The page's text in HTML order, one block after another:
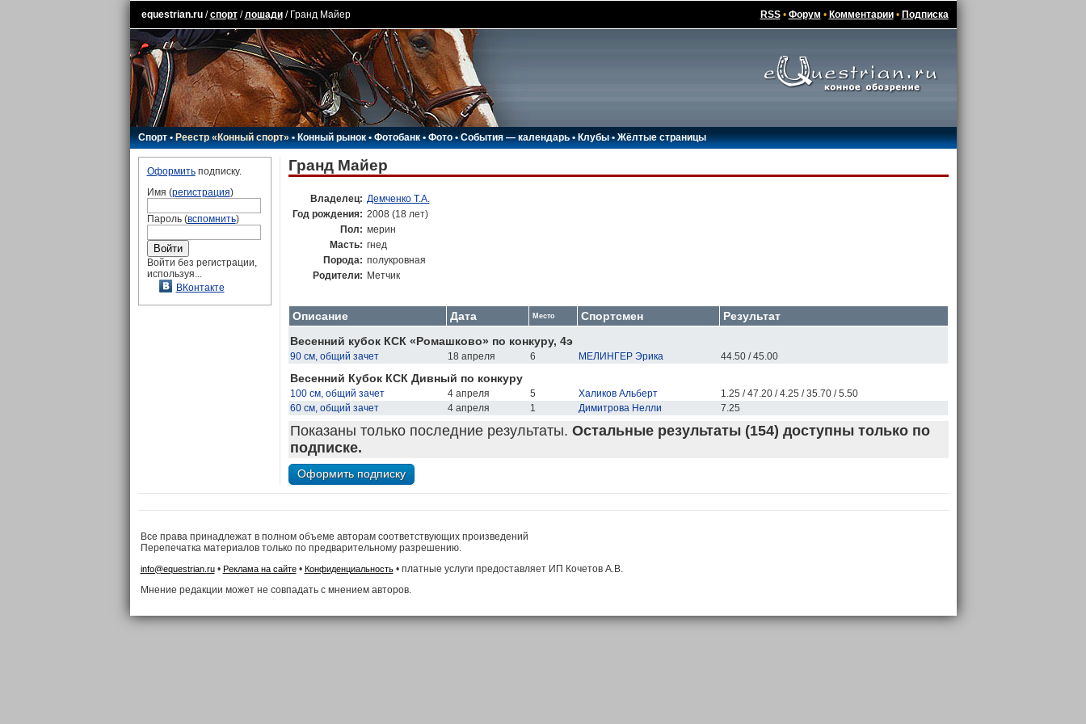
equestrian.ru/спорт/лошади/ Гранд Майер RSS• Форум • Комментарии• Подписка
Спорт•Реестр «Конный спорт»•Конный рынок•Фотобанк •Фото•События — календарь•Клубы •Жёлтые страницы
Оформитьподписку.
Имя (регистрация)
Пароль (вспомнить)
Войти без регистрации,
используя...
ВКонтакте
Гранд Майер
Владелец: Демченко Т.А.
Год рождения: 2008 (18 лет)
Пол: мерин
Масть: гнед
Порода: полукровная
Родители: Метчик
Описание Дата Место Спортсмен
Результат
Весенний кубок КСК «Ромашково» по конкуру, 4э
90 см, общий зачет 18 апреля 6 МЕЛИНГЕР Эрика 44.50 / 45.00
Весенний Кубок КСК Дивный по конкуру
100 см, общий зачет 4 апреля 5 Халиков Альберт
1.25 / 47.20 / 4.25 / 35.70 / 5.50
60 см, общий зачет
4 апреля 1 Димитрова Нелли 7.25
Показаны только последние результаты. Остальные результаты (154) доступны только по
подписке.
Все права принадлежат в полном объеме авторам соответствующих произведений
Перепечатка материалов только по предварительному разрешению.
info@equestrian.ru• Реклама на сайте• Конфиденциальность• платные услуги предоставляет ИП Кочетов А.В.
Мнение редакции может не совпадать с мнением авторов.